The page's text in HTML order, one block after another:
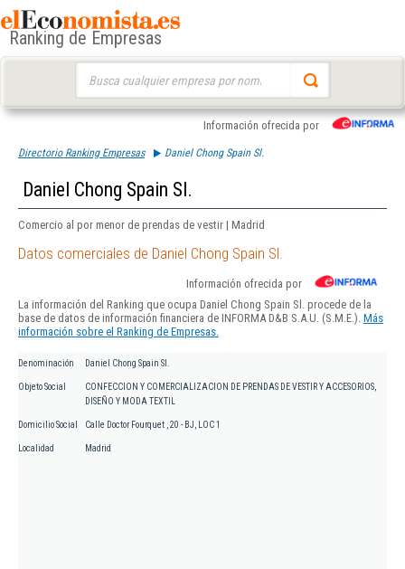
Ranking de Empresas
Información ofrecida por
Directorio Ranking Empresas Daniel Chong Spain Sl.
Daniel Chong Spain Sl.
Comercio al por menor de prendas de vestir | Madrid
Datos comerciales de Daniel Chong Spain Sl.
Información ofrecida por
La información del Ranking que ocupa Daniel Chong Spain Sl. procede de la
base de datos de información financiera de INFORMA D&B S.A.U. (S.M.E.). Más
información sobre el Ranking de Empresas.
Denominación Daniel Chong Spain Sl.
Objeto Social
CONFECCION Y COMERCIALIZACION DE PRENDAS DE VESTIR Y ACCESORIOS,
DISEÑO Y MODA TEXTIL
Domicilio Social Calle Doctor Fourquet , 20 - BJ, LOC 1
Localidad Madrid